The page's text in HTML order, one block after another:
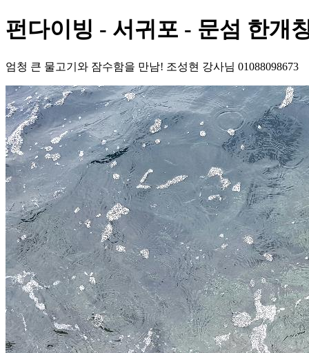
펀다이빙 - 서귀포 - 문섬 한개
엄청 큰 물고기와 잠수함을 만남! 조성현 강사님 01088098673